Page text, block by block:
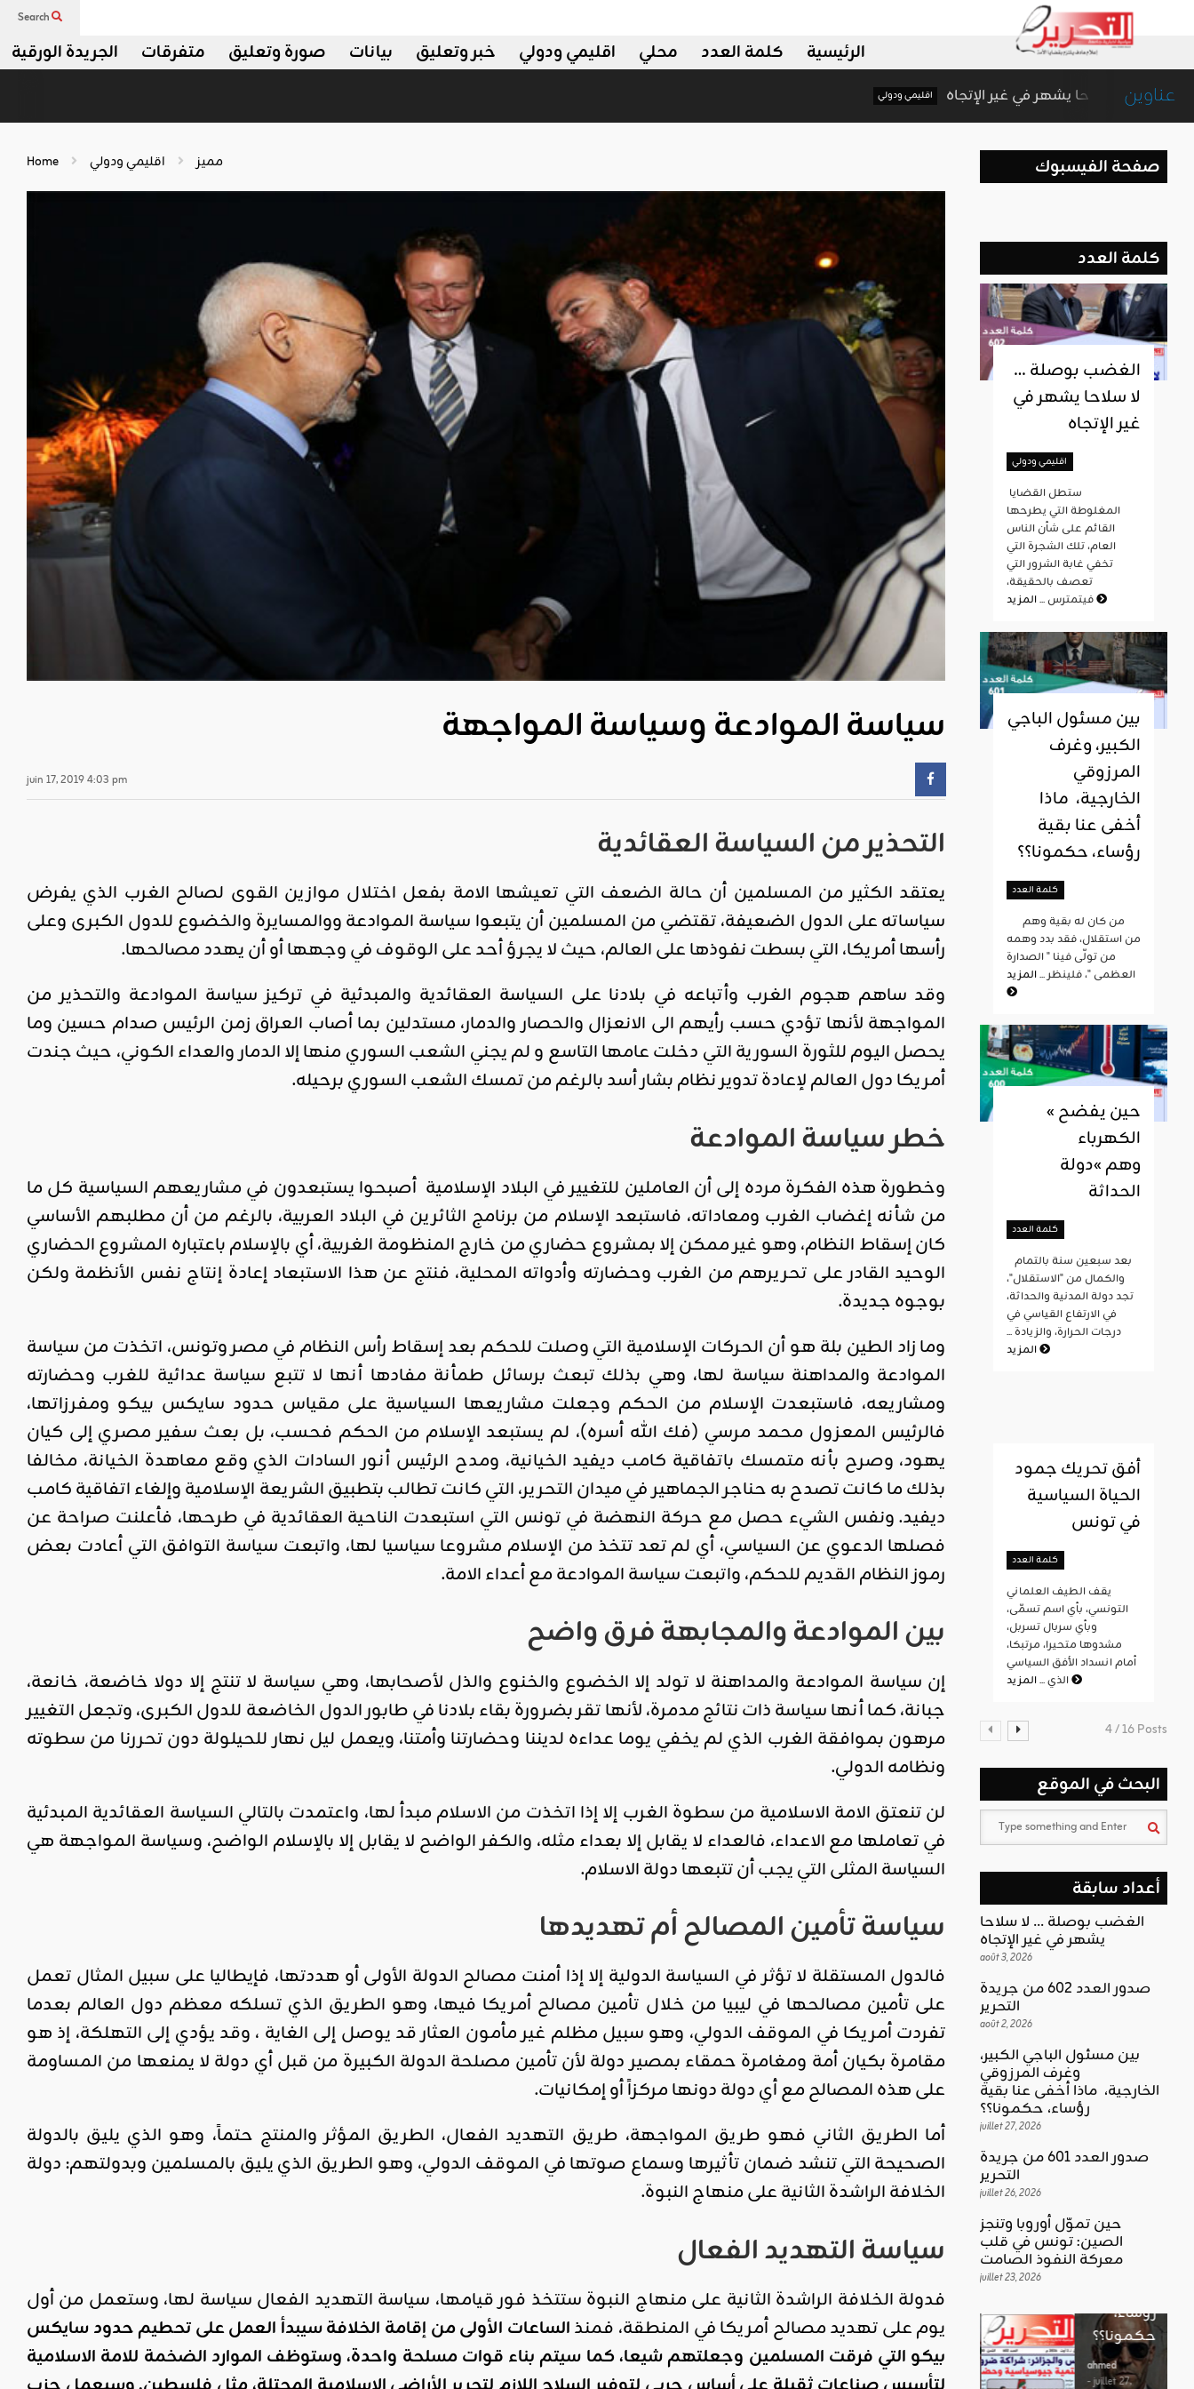
Search
الجريدة الورقية متفرقات صورة وتعليق بيانات خبر وتعليق اقليمي ودولي محلي كلمة العدد الرئيسية
عناوين
الغضب بوصلة … لا سلاحا يشهر في غير الإتجاه
Home مميز اقليمي ودولي
سياسة الموادعة وسياسة المواجهة
juin 17, 2019 4:03 pm
التحذير من السياسة العقائدية
يعتقد الكثير من المسلمين أن حالة الضعف التي تعيشها الامة بفعل اختلال موازين القوى لصالح الغرب الذي يفرض
سياساته على الدول الضعيفة، تقتضي من المسلمين أن يتبعوا سياسة الموادعة ووالمسايرة والخضوع للدول الكبرى وعلى
رأسها أمريكا، التي بسطت نفوذها على العالم، حيث لا يجرؤ أحد على الوقوف في وجهها أو أن يهدد مصالحها.
وقد ساهم هجوم الغرب وأتباعه في بلادنا على السياسة العقائدية والمبدئية في تركيز سياسة الموادعة والتحذير من
المواجهة لأنها تؤدي حسب رأيهم الى الانعزال والحصار والدمار، مستدلين بما أصاب العراق زمن الرئيس صدام حسين وما
يحصل اليوم للثورة السورية التي دخلت عامها التاسع و لم يجني الشعب السوري منها إلا الدمار والعداء الكوني، حيث جندت
أمريكا دول العالم لإعادة تدوير نظام بشار أسد بالرغم من تمسك الشعب السوري برحيله.
خطر سياسة الموادعة
وخطورة هذه الفكرة مرده إلى أن العاملين للتغيير في البلاد الإسلامية أصبحوا يستبعدون في مشاريعهم السياسية كل ما
من شأنه إغضاب الغرب ومعاداته، فاستبعد الإسلام من برنامج الثائرين في البلاد العربية، بالرغم من أن مطلبهم الأساسي
كان إسقاط النظام، وهو غير ممكن إلا بمشروع حضاري من خارج المنظومة الغربية، أي بالإسلام باعتباره المشروع الحضاري
الوحيد القادر على تحريرهم من الغرب وحضارته وأدواته المحلية، فنتج عن هذا الاستبعاد إعادة إنتاج نفس الأنظمة ولكن
بوجوه جديدة.
وما زاد الطين بلة هو أن الحركات الإسلامية التي وصلت للحكم بعد إسقاط رأس النظام في مصر وتونس، اتخذت من سياسة
الموادعة والمداهنة سياسة لها، وهي بذلك تبعث برسائل طمأنة مفادها أنها لا تتبع سياسة عدائية للغرب وحضارته
ومشاريعه، فاستبعدت الإسلام من الحكم وجعلت مشاريعها السياسية على مقياس حدود سايكس بيكو ومفرزاتها،
فالرئيس المعزول محمد مرسي (فك الله أسره)، لم يستبعد الإسلام من الحكم فحسب، بل بعث سفير مصري إلى كيان
يهود، وصرح بأنه متمسك باتفاقية كامب ديفيد الخيانية، ومدح الرئيس أنور السادات الذي وقع معاهدة الخيانة، مخالفا
بذلك ما كانت تصدح به حناجر الجماهير في ميدان التحرير، التي كانت تطالب بتطبيق الشريعة الإسلامية وإلغاء اتفاقية كامب
ديفيد. ونفس الشيء حصل مع حركة النهضة في تونس التي استبعدت الناحية العقائدية في طرحها، فأعلنت صراحة عن
فصلها الدعوي عن السياسي، أي لم تعد تتخذ من الإسلام مشروعا سياسيا لها، واتبعت سياسة التوافق التي أعادت بعض
رموز النظام القديم للحكم، واتبعت سياسة الموادعة مع أعداء الامة.
بين الموادعة والمجابهة فرق واضح
إن سياسة الموادعة والمداهنة لا تولد إلا الخضوع والخنوع والذل لأصحابها، وهي سياسة لا تنتج إلا دولا خاضعة، خانعة،
جبانة، كما أنها سياسة ذات نتائج مدمرة، لأنها تقر بضرورة بقاء بلادنا في طابور الدول الخاضعة للدول الكبرى، وتجعل التغيير
مرهون بموافقة الغرب الذي لم يخفي يوما عداءه لديننا وحضارتنا وأمتنا، ويعمل ليل نهار للحيلولة دون تحررنا من سطوته
ونظامه الدولي.
لن تنعتق الامة الاسلامية من سطوة الغرب إلا إذا اتخذت من الاسلام مبدأ لها، واعتمدت بالتالي السياسة العقائدية المبدئية
في تعاملها مع الاعداء، فالعداء لا يقابل إلا بعداء مثله، والكفر الواضح لا يقابل إلا بالإسلام الواضح، وسياسة المواجهة هي
السياسة المثلى التي يجب أن تتبعها دولة الاسلام.
سياسة تأمين المصالح أم تهديدها
فالدول المستقلة لا تؤثر في السياسة الدولية إلا إذا أمنت مصالح الدولة الأولى أو هددتها، فإيطاليا على سبيل المثال تعمل
على تأمين مصالحها في ليبيا من خلال تأمين مصالح أمريكا فيها، وهو الطريق الذي تسلكه معظم دول العالم بعدما
تفردت أمريكا في الموقف الدولي، وهو سبيل مظلم غير مأمون العثار قد يوصل إلى الغاية ، وقد يؤدي إلى التهلكة، إذ هو
مقامرة بكيان أمة ومغامرة حمقاء بمصير دولة لأن تأمين مصلحة الدولة الكبيرة من قبل أي دولة لا يمنعها من المساومة
على هذه المصالح مع أي دولة دونها مركزاً أو إمكانيات.
أما الطريق الثاني فهو طريق المواجهة، طريق التهديد الفعال، الطريق المؤثر والمنتج حتماً، وهو الذي يليق بالدولة
الصحيحة التي تنشد ضمان تأثيرها وسماع صوتها في الموقف الدولي، وهو الطريق الذي يليق بالمسلمين وبدولتهم: دولة
الخلافة الراشدة الثانية على منهاج النبوة.
سياسة التهديد الفعال
فدولة الخلافة الراشدة الثانية على منهاج النبوة ستتخذ فور قيامها، سياسة التهديد الفعال سياسة لها، وستعمل من أول
يوم على تهديد مصالح أمريكا في المنطقة، فمنذالساعات الأولى من إقامة الخلافة سيبدأ العمل على تحطيم حدود سايكس
بيكو التي فرقت المسلمين وجعلتهم شيعا، كما سيتم بناء قوات مسلحة واحدة، وستوظف الموارد الضخمة للامة الاسلامية
صفحة الفيسبوك
كلمة العدد
الغضب بوصلة …
لا سلاحا يشهر في
غير الإتجاه
اقليمي ودولي
المغلوطة التي يطرحها
القائم على شأن الناس
العام، تلك الشجرة التي
تخفي غابة الشرور التي
تعصف بالحقيقة،
فيتمترس ...المزيد
بين مسئول الباجي
الكبير، وغرف
المرزوقي
الخارجية، ماذا
أخفى عنا بقية
رؤساء، حكمونا؟؟
كلمة العدد
من استقلال، فقد بدد وهمه
من تولّى فينا " الصدارة
العظمى "، فلينظر ...المزيد
« حين يفضح
الكهرباء
وهم »دولة
الحداثة
كلمة العدد
والكمال من "الاستقلال"،
تجد دولة المدنية والحداثة،
في الارتفاع القياسي في
درجات الحرارة، والزيادة ...
المزيد
أفق تحريك جمود
الحياة السياسية
في تونس
كلمة العدد
يقف الطيف العلماني
التونسي، بأي اسم تسمّى،
وبأي سربال تسربل،
مشدوها متحيرا، مرتبكا،
أمام انسداد الأفق السياسي
الذي ...المزيد
4 / 16 Posts
البحث في الموقع
أعداد سابقة
الغضب بوصلة … لا سلاحا
يشهر في غير الإتجاه
août 3, 2026
صدور العدد 602 من جريدة
التحرير
août 2, 2026
بين مسئول الباجي الكبير،
وغرف المرزوقي
الخارجية، ماذا أخفى عنا بقية
رؤساء، حكمونا؟؟
juillet 27, 2026
صدور العدد 601 من جريدة
التحرير
juillet 26, 2026
حين تموّل أوروبا وتنجز
الصين: تونس في قلب
معركة النفوذ الصامت
juillet 23, 2026
اقليمي ودولي
أوروبا
وتنجز
الصين:
قلب
معركة
الصامت
ahmed
- juillet 23,
2026
0
اقليمي ودولي
الغضب
لا سلاحا
يشهر في
غير الإتجاه
ahmed
- août 3, 2026
0
ستطل القضاي
بين
الباجي
المرزوقي
الخارجية،
ماذا أخفى
رؤساء،
حكمونا؟؟
ahmed
- juillet 27,